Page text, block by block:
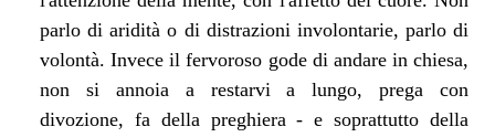
parlo di aridità o di distrazioni involontarie, parlo di
volontà. Invece il fervoroso gode di andare in chiesa,
non si annoia a restarvi a lungo, prega con
divozione, fa della preghiera - e soprattutto della